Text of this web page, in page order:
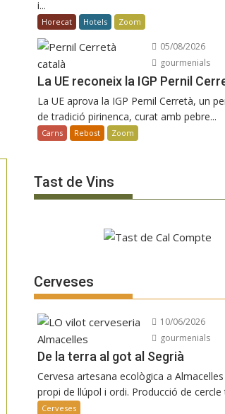
i...
Horecat Hotels Zoom
05/08/2026
gourmenials
La UE reconeix la IGP Pernil
La UE aprova la IGP Pernil Cerretà, un
de tradició pirinenca, curat amb pebre...
Carns Rebost Zoom
Tast de Vins
Cerveses
10/06/2026
gourmenials
De la terra al got al Segrià
Cervesa artesana ecològica a
propi de llúpol i ordi. Producció de cercle
Cerveses